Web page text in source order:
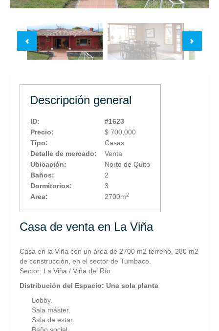
Descripción general
ID:
#1623
Precio:
$ 700,000
Tipo:
Casas
Detalle de mercado:
Venta
Ubicación:
Norte de Quito
Baños:
2
Dormitorios:
3
Area:
2700m2
Casa de venta en La Viña
Casa en la Viña con un área de 2700 m2 terreno, 280 m2
de construcción, en el sector de Tumbaco.
Sector: La Viña / Viña del Río
Distribución del Espacio: Una sola planta
Lobby.
Sala máster.
Sala de estar.